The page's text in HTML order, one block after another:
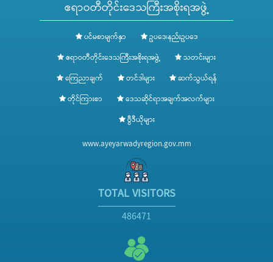
ဧရာဝတီတိုင်းဒေသကြီးအစိုးရအဖွဲ့
ပင်မစာမျက်နှာ
ဥပဒေ၊နည်းဥပဒေ
ဧရာဝတီတိုင်းဒေသကြီးအစိုးရအဖွဲ့
သတင်းများ
ကြေညာချက်
တင်ဒါများ
ဆက်သွယ်ရန်
တိုင်ကြားစာ
ဒေသဆိုင်ရာအချက်အလက်များ
ဗွီဒီယိုများ
www.ayeyarwadyregion.gov.mm
TOTAL VISITORS
486471